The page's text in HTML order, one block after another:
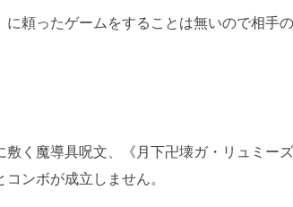
に頼ったゲームをすることは無いので相手
敷く魔導具呪文、《月下卍壊ガ・リュミー
ンボが成立しません。